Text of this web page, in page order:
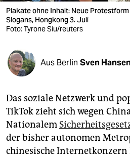
veranstaltungen
shop
fragen & hilfe
unterstützen
genossenschaft
epaper login
Plakate ohne Inhalt: Neue
Slogans, Hongkong 3. Juli
Foto: Tyrone Siu/reuters
Aus Berlin Sven
Das soziale Netzwerk und
TikTok zieht sich wegen
Nationalem
der bisher autonomen
chinesische Internetkonzern